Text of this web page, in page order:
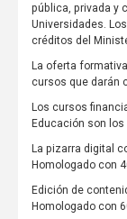
pública, privada y
Universidades.
créditos del
La oferta
cursos que darán
Los cursos
Educación son
La pizarra digital
Homologado con
Edición de
Homologado con